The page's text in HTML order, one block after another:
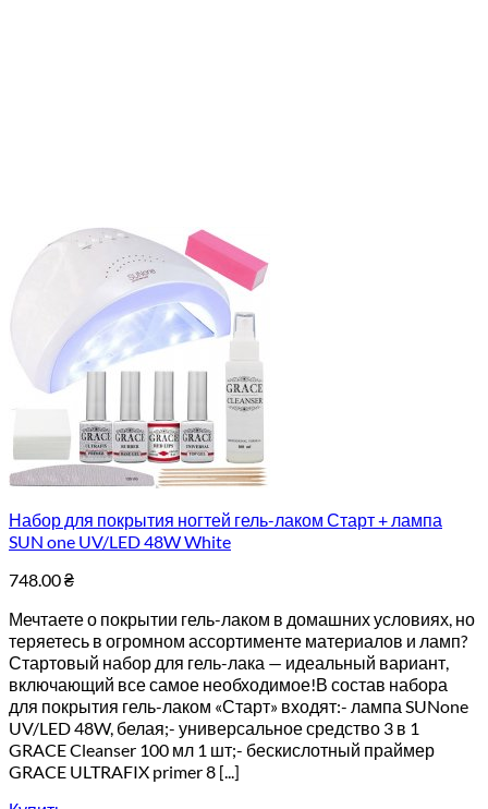
Набор для покрытия ногтей гель-лаком Старт + лампа
SUN one UV/LED 48W White
748.00₴
Мечтаете о покрытии гель-лаком в домашних условиях, но
теряетесь в огромном ассортименте материалов и ламп?
Стартовый набор для гель-лака — идеальный вариант,
включающий все самое необходимое!В состав набора
для покрытия гель-лаком «Старт» входят:- лампа SUNone
UV/LED 48W, белая;- универсальное средство 3 в 1
GRACE Cleanser 100 мл 1 шт;- бескислотный праймер
GRACE ULTRAFIX primer 8 [...]